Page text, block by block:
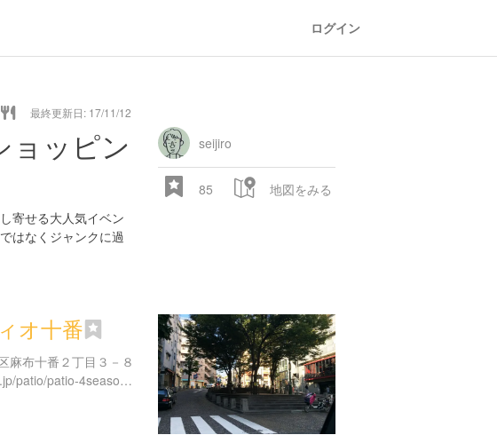
ログイン
最終更新日: 17/11/12
ョッピン
寄せる大人気イベン
はなくジャンクに過
seijiro
85 地図をみる
オ十番
麻布十番２丁目３－８
http://jin3.jp/patio/patio-4season06.htm